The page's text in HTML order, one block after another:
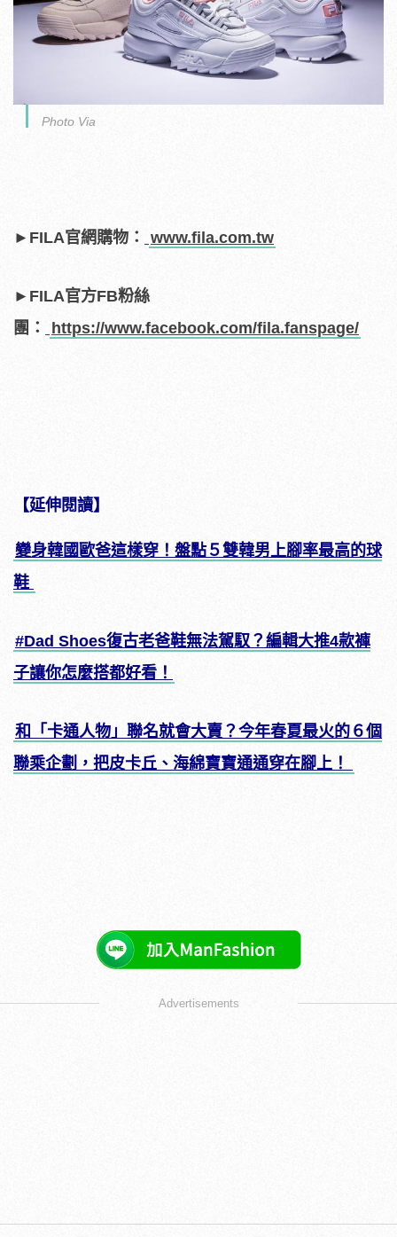
Photo Via
►FILA官網購物： www.fila.com.tw
►FILA官方FB粉絲
團：
https://www.facebook.com/fila.fanspage/
【延伸閱讀】
變身韓國歐爸這樣穿！盤點５雙韓男上腳率最高的球
鞋
#Dad Shoes復古老爸鞋無法駕馭？編輯大推4款褲
子讓你怎麼搭都好看！
和「卡通人物」聯名就會大賣？今年春夏最火的６個
聯乘企劃，把皮卡丘、海綿寶寶通通穿在腳上！
Advertisements